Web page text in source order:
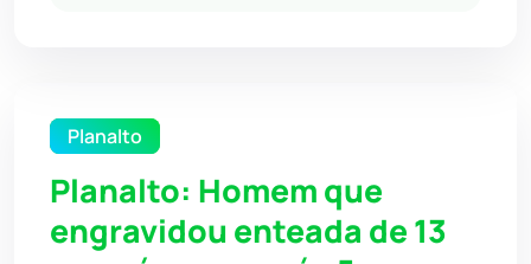
Planalto
Planalto: Homem que
engravidou enteada de 13